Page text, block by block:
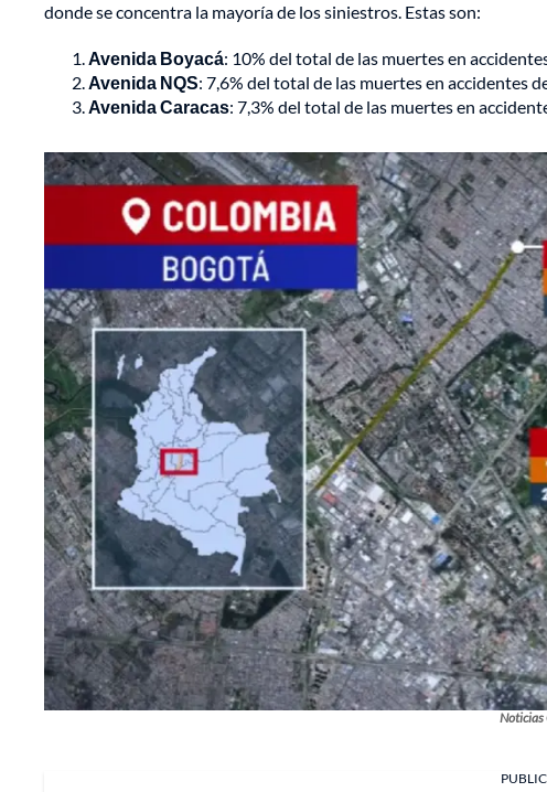
donde se concentra la mayoría de los siniestros. Estas son:
Avenida Boyacá: 10% del total de las muertes en
Avenida NQS: 7,6% del total de las muertes en accidentes
Avenida Caracas: 7,3% del total de las muertes en
Noticias